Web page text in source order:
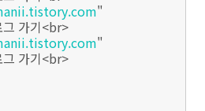
"
가기<br>
"
가기<br>